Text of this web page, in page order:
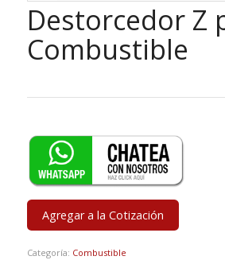
Destorcedor Z
Combustible
Agregar a la Cotización
Categoría: Combustible